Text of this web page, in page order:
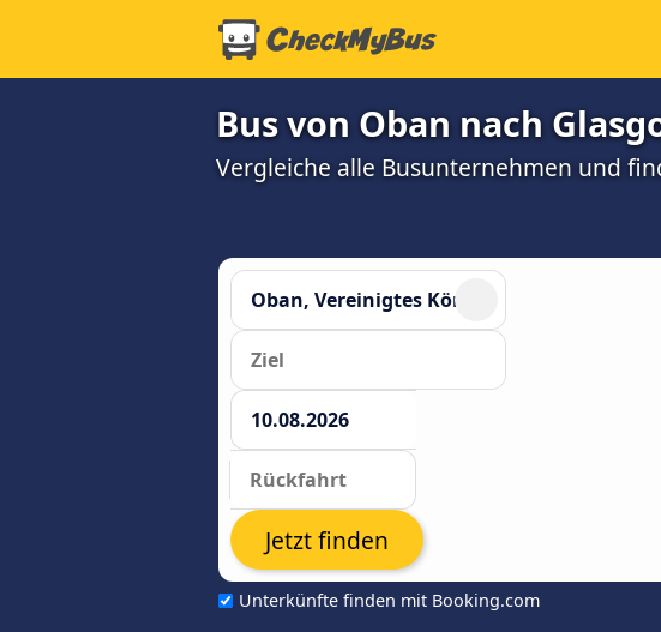
Bus von Oban nach
Vergleiche alle Busunternehmen und
Unterkünfte finden mit Booking.com
Jetzt finden